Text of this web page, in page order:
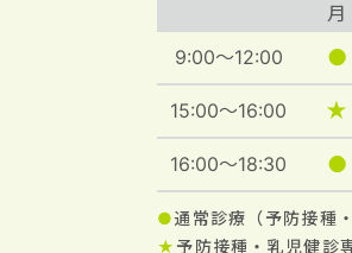
月
9:00～12:00
●
15:00～16:00 ★
16:00～18:30 ●
●通常診療（予防接種
★ 予防接種・乳児健診